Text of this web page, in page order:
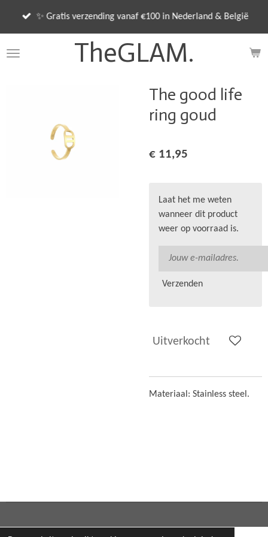
de
TheGLAM.
✨ Gratis verzending vanaf €100 in Nederland & België
The good life
ring goud
€ 11,95
Laat het me weten
wanneer dit product
weer op voorraad is.
Verzenden
Uitverkocht
Materiaal: Stainless steel.